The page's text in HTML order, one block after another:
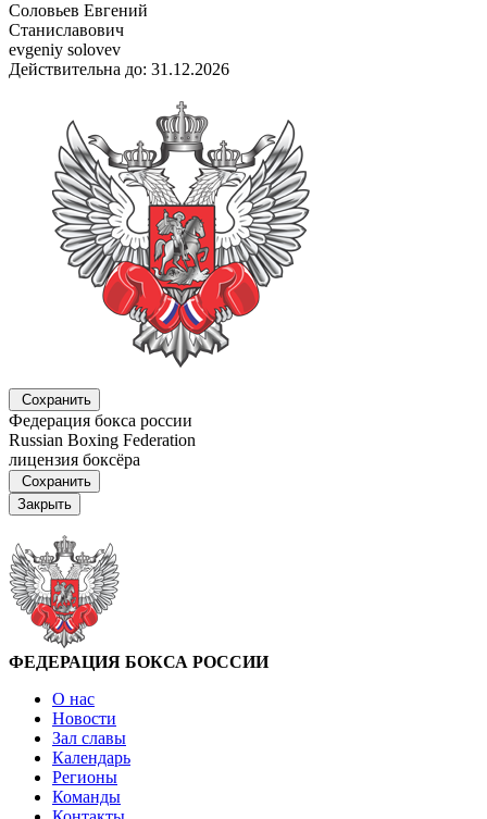
Соловьев Евгений
Станиславович
evgeniy solovev
Действительна до: 31.12.2026
Сохранить
Федерация бокса россии
Russian Boxing Federation
лицензия боксёра
Сохранить
Закрыть
ФЕДЕРАЦИЯ БОКСА РОССИИ
О нас
Новости
Зал славы
Календарь
Регионы
Команды